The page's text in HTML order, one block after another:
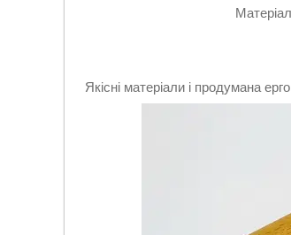
Якісні матеріали і продумана